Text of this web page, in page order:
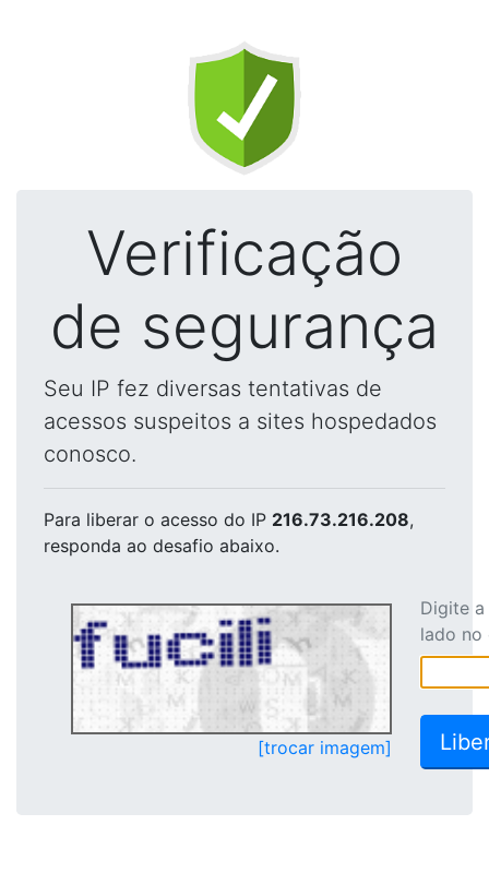
Verificação
de segurança
Seu IP fez diversas tentativas de
acessos suspeitos a sites hospedados
conosco.
Para liberar o acesso do IP 216.73.216.208,
responda ao desafio abaixo.
[trocar imagem]
Digite
lado no